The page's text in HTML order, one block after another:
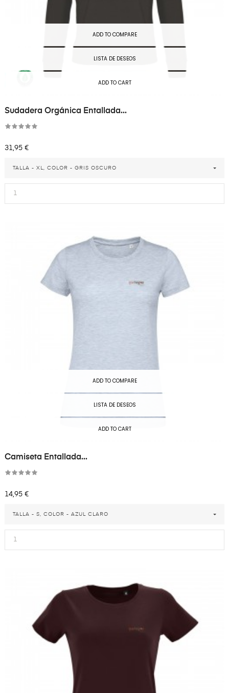
ADD TO COMPARE
LISTA DE DESEOS
ADD TO CART
Sudadera Orgánica Entallada...
Precio
31,95 €
TALLA - XL, COLOR - GRIS OSCURO
ADD TO COMPARE
LISTA DE DESEOS
ADD TO CART
Camiseta Entallada...
Precio
14,95 €
TALLA - S, COLOR - AZUL CLARO